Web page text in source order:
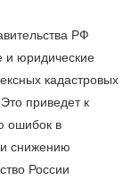
РФ
и юридические
кадастровых
приведет к
ошибок в
снижению
России